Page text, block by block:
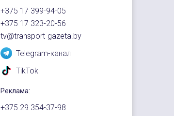
+375 17 399-94-05
+375 17 323-20-56
tv@transport-gazeta.by
Telegram-канал
TikTok
Реклама:
+375 29 354-37-98